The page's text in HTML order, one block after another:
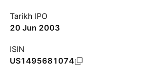
Tarikh IPO
20 Jun 2003
ISIN
US1495681074